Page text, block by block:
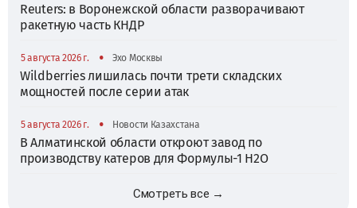
Reuters: в Воронежской области разворачивают
ракетную часть КНДР
5 августа 2026 г. • Эхо Москвы
Wildberries лишилась почти трети складских
мощностей после серии атак
5 августа 2026 г. • Новости Казахстана
В Алматинской области откроют завод по
производству катеров для Формулы-1 H2O
Смотреть все →